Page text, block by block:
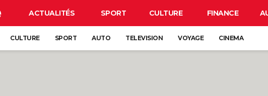
ACTUALITÉS SPORT CULTURE FINANCE
CULTURE SPORT AUTO TELEVISION VOYAGE CINEMA